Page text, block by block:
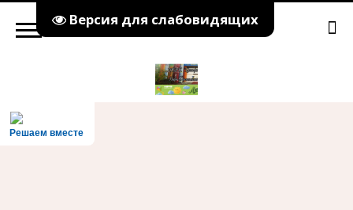
Версия для слабовидящих
Решаем вместе